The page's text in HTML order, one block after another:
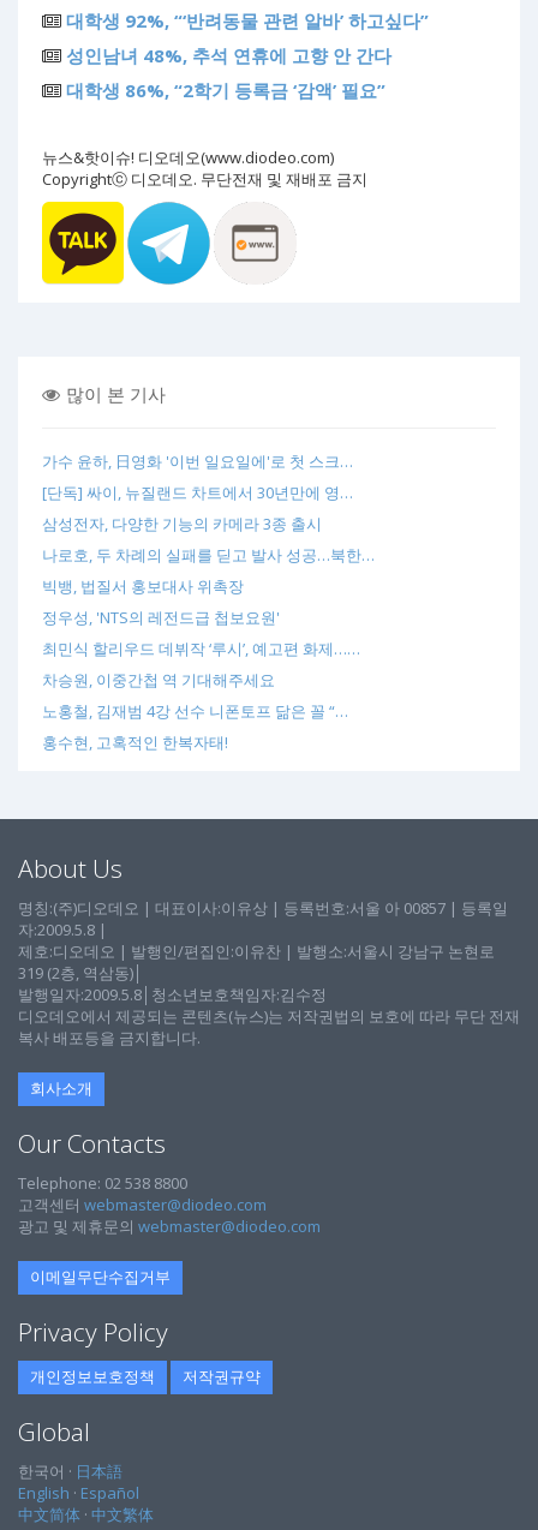
대학생 92%, “‘반려동물 관련 알바’ 하고싶다”
성인남녀 48%, 추석 연휴에 고향 안 간다
대학생 86%, “2학기 등록금 ‘감액’ 필요”
뉴스&핫이슈! 디오데오(www.diodeo.com)
Copyrightⓒ 디오데오. 무단전재 및 재배포 금지
많이 본 기사
가수 윤하, 日영화 '이번 일요일에'로 첫 스크…
[단독] 싸이, 뉴질랜드 차트에서 30년만에 영…
삼성전자, 다양한 기능의 카메라 3종 출시
나로호, 두 차례의 실패를 딛고 발사 성공…북한…
빅뱅, 법질서 홍보대사 위촉장
정우성, 'NTS의 레전드급 첩보요원'
최민식 할리우드 데뷔작 ‘루시’, 예고편 화제……
차승원, 이중간첩 역 기대해주세요
노홍철, 김재범 4강 선수 니폰토프 닮은 꼴 “…
홍수현, 고혹적인 한복자태!
About Us
명칭:(주)디오데오 | 대표이사:이유상 | 등록번호:서울 아 00857 | 등록일
자:2009.5.8 |
제호:디오데오 | 발행인/편집인:이유찬 | 발행소:서울시 강남구 논현로
319 (2층, 역삼동)│
발행일자:2009.5.8│청소년보호책임자:김수정
디오데오에서 제공되는 콘텐츠(뉴스)는 저작권법의 보호에 따라 무단 전재
복사 배포등을 금지합니다.
회사소개
Our Contacts
Telephone: 02 538 8800
고객센터 webmaster@diodeo.com
광고 및 제휴문의 webmaster@diodeo.com
이메일무단수집거부
Privacy Policy
개인정보보호정책 저작권규약
Global
한국어 · 日本語
English · Español
中文简体 · 中文繁体